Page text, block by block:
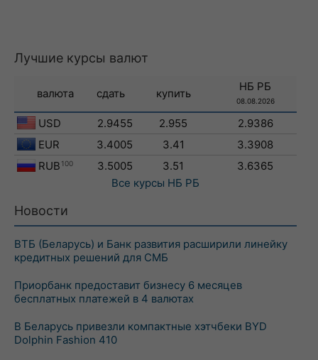
Лучшие курсы валют
валюта сдать купить
НБ РБ
08.08.2026
USD 2.9455 2.955
2.9386
EUR
3.4005 3.41
3.3908
RUB 100 3.5005 3.51
3.6365
Все курсы НБ РБ
Новости
ВТБ (Беларусь) и Банк развития расширили линейку
кредитных решений для СМБ
Приорбанк предоставит бизнесу 6 месяцев
бесплатных платежей в 4 валютах
В Беларусь привезли компактные хэтчбеки BYD
Dolphin Fashion 410